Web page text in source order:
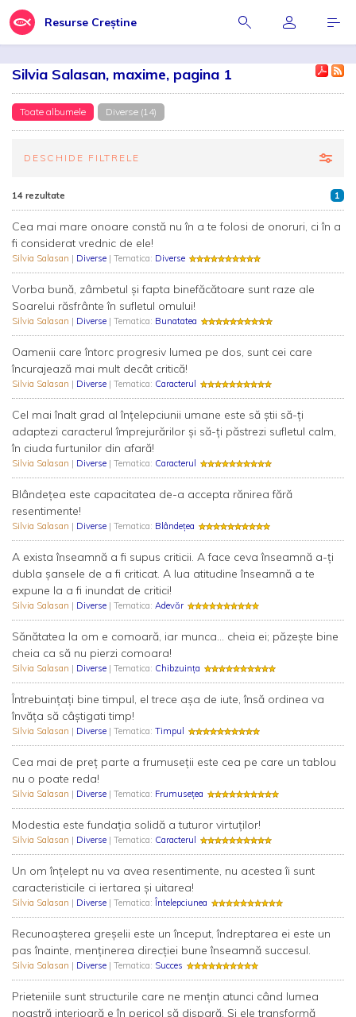
Resurse Creștine
Silvia Salasan, maxime, pagina 1
Toate albumele Diverse (14)
DESCHIDE FILTRELE
14 rezultate 1
Cea mai mare onoare constă nu în a te folosi de onoruri, ci în a
fi considerat vrednic de ele!
Silvia Salasan | Diverse | Tematica: Diverse
Vorba bună, zâmbetul şi fapta binefăcătoare sunt raze ale
Soarelui răsfrânte în sufletul omului!
Silvia Salasan | Diverse | Tematica: Bunatatea
Oamenii care întorc progresiv lumea pe dos, sunt cei care
încurajează mai mult decât critică!
Silvia Salasan | Diverse | Tematica: Caracterul
Cel mai înalt grad al înţelepciunii umane este să ştii să-ţi
adaptezi caracterul împrejurărilor şi să-ţi păstrezi sufletul calm,
în ciuda furtunilor din afară!
Silvia Salasan | Diverse | Tematica: Caracterul
Blândeţea este capacitatea de-a accepta rănirea fără
resentimente!
Silvia Salasan | Diverse | Tematica: Blândețea
A exista înseamnă a fi supus criticii. A face ceva înseamnă a-ţi
dubla şansele de a fi criticat. A lua atitudine înseamnă a te
expune la a fi inundat de critici!
Silvia Salasan | Diverse | Tematica: Adevăr
Sănătatea la om e comoară, iar munca... cheia ei; păzeşte bine
cheia ca să nu pierzi comoara!
Silvia Salasan | Diverse | Tematica: Chibzuința
Întrebuinţaţi bine timpul, el trece aşa de iute, însă ordinea va
învăţa să câştigati timp!
Silvia Salasan | Diverse | Tematica: Timpul
Cea mai de preţ parte a frumuseţii este cea pe care un tablou
nu o poate reda!
Silvia Salasan | Diverse | Tematica: Frumusețea
Modestia este fundaţia solidă a tuturor virtuţilor!
Silvia Salasan | Diverse | Tematica: Caracterul
Un om înţelept nu va avea resentimente, nu acestea îi sunt
caracteristicile ci iertarea şi uitarea!
Silvia Salasan | Diverse | Tematica: Întelepciunea
Recunoaşterea greşelii este un început, îndreptarea ei este un
pas înainte, menţinerea direcţiei bune înseamnă succesul.
Silvia Salasan | Diverse | Tematica: Succes
Prieteniile sunt structurile care ne menţin atunci când lumea
noastră interioară e în pericol să dispară. Şi ele transformă